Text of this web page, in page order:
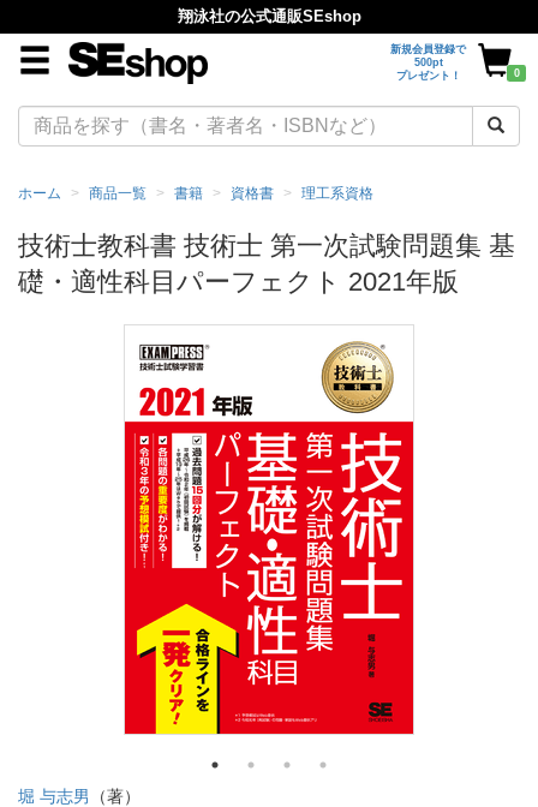
翔泳社の公式通販SEshop
新規会員登録で
500pt
プレゼント！
0
ホーム 商品一覧 書籍 資格書 理工系資格
技術士教科書 技術士 第一次試験問題集 基
礎・適性科目パーフェクト 2021年版
堀 与志男
（著）